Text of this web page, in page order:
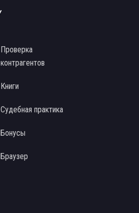
Проверка
контрагентов
Книги
Судебная практика
Бонусы
Браузер